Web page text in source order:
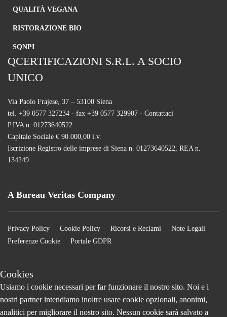
QUALITÀ VEGANA
RISTORAZIONE BIO
SQNPI
QCERTIFICAZIONI S.R.L. A SOCIO
UNICO
Via Paolo Frajese, 37 – 53100 Siena
tel. +39 0577 327234 - fax +39 0577 329907 - Contattaci
P.IVA n. 01273640522
Capitale Sociale € 90.000,00 i.v.
Iscrizione Registro delle imprese di Siena n. 01273640522, REA n.
134249
A Bureau Veritas Company
Privacy Policy Cookie Policy Ricorsi e Reclami
Note Legali
Preferenze Cookie
Portale GDPR
Cookies
Usiamo i cookie necessari per far funzionare il nostro sito. Noi e i
nostri partner intendiamo inoltre usare cookie opzionali, anonimi,
analitici per migliorare il nostro sito. Nessun cookie sarà salvato a